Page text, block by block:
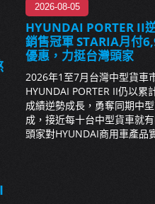
2026-08-05
HYUNDAI PORTER II
銷售冠軍 STARIA月付
優惠，力挺台灣頭家
2026年1至7月台灣中型貨車
HYUNDAI PORTER II仍以
成績逆勢成長，勇奪同期中
成，接近每十台中型貨車就
頭家對HYUNDAI商用車產品